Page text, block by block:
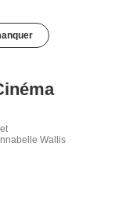
Wallis